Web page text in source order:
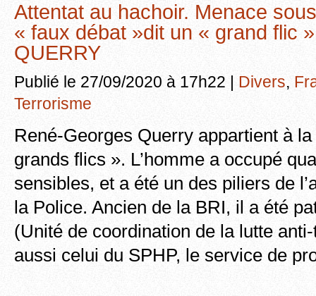
Attentat au hachoir. Menace
« faux débat »dit un « grand flic
QUERRY
Publié le 27/09/2020 à 17h22 | Divers,
Terrorisme
René-Georges Querry appartient à
grands flics ». L’homme a occupé
sensibles, et a été un des piliers de
la Police. Ancien de la BRI, il a été
(Unité de coordination de la lutte
aussi celui du SPHP, le service de